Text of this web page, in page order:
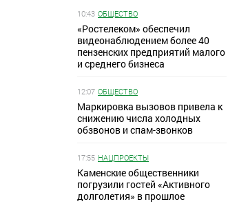
10:43 ОБЩЕСТВО
«Ростелеком» обеспечил
видеонаблюдением более 40
пензенских предприятий малого
и среднего бизнеса
12:07 ОБЩЕСТВО
Маркировка вызовов привела к
снижению числа холодных
обзвонов и спам-звонков
17:55 НАЦПРОЕКТЫ
Каменские общественники
погрузили гостей «Активного
долголетия» в прошлое